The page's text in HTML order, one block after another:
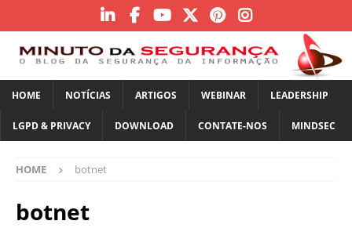
HOME NOTÍCIAS ARTIGOS WEBINAR LEADERSHIP
LGPD & PRIVACY DOWNLOAD CONTATE-NOS MINDSEC
HOME botnet
botnet